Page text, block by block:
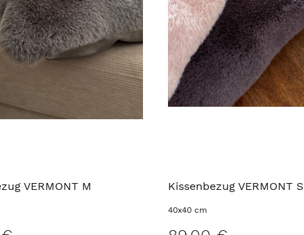
VERMONT M Kissenbezug VERMONT S
40x40 cm